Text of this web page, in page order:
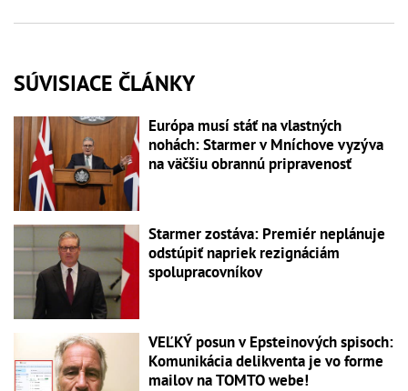
SÚVISIACE ČLÁNKY
Európa musí stáť na vlastných
nohách: Starmer v Mníchove vyzýva
na väčšiu obrannú pripravenosť
Starmer zostáva: Premiér neplánuje
odstúpiť napriek rezignáciám
spolupracovníkov
VEĽKÝ posun v Epsteinových spisoch:
Komunikácia delikventa je vo forme
mailov na TOMTO webe!